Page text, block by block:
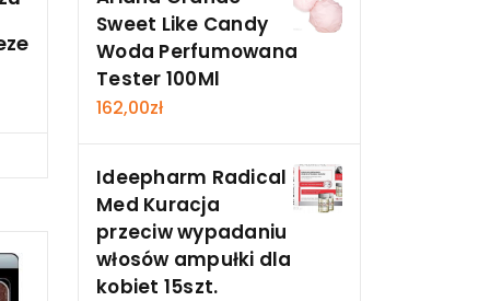
Sweet Like Candy
Woda Perfumowana
Tester 100Ml
162,00zł
Ideepharm Radical
Med Kuracja
przeciw wypadaniu
włosów ampułki dla
kobiet 15szt.